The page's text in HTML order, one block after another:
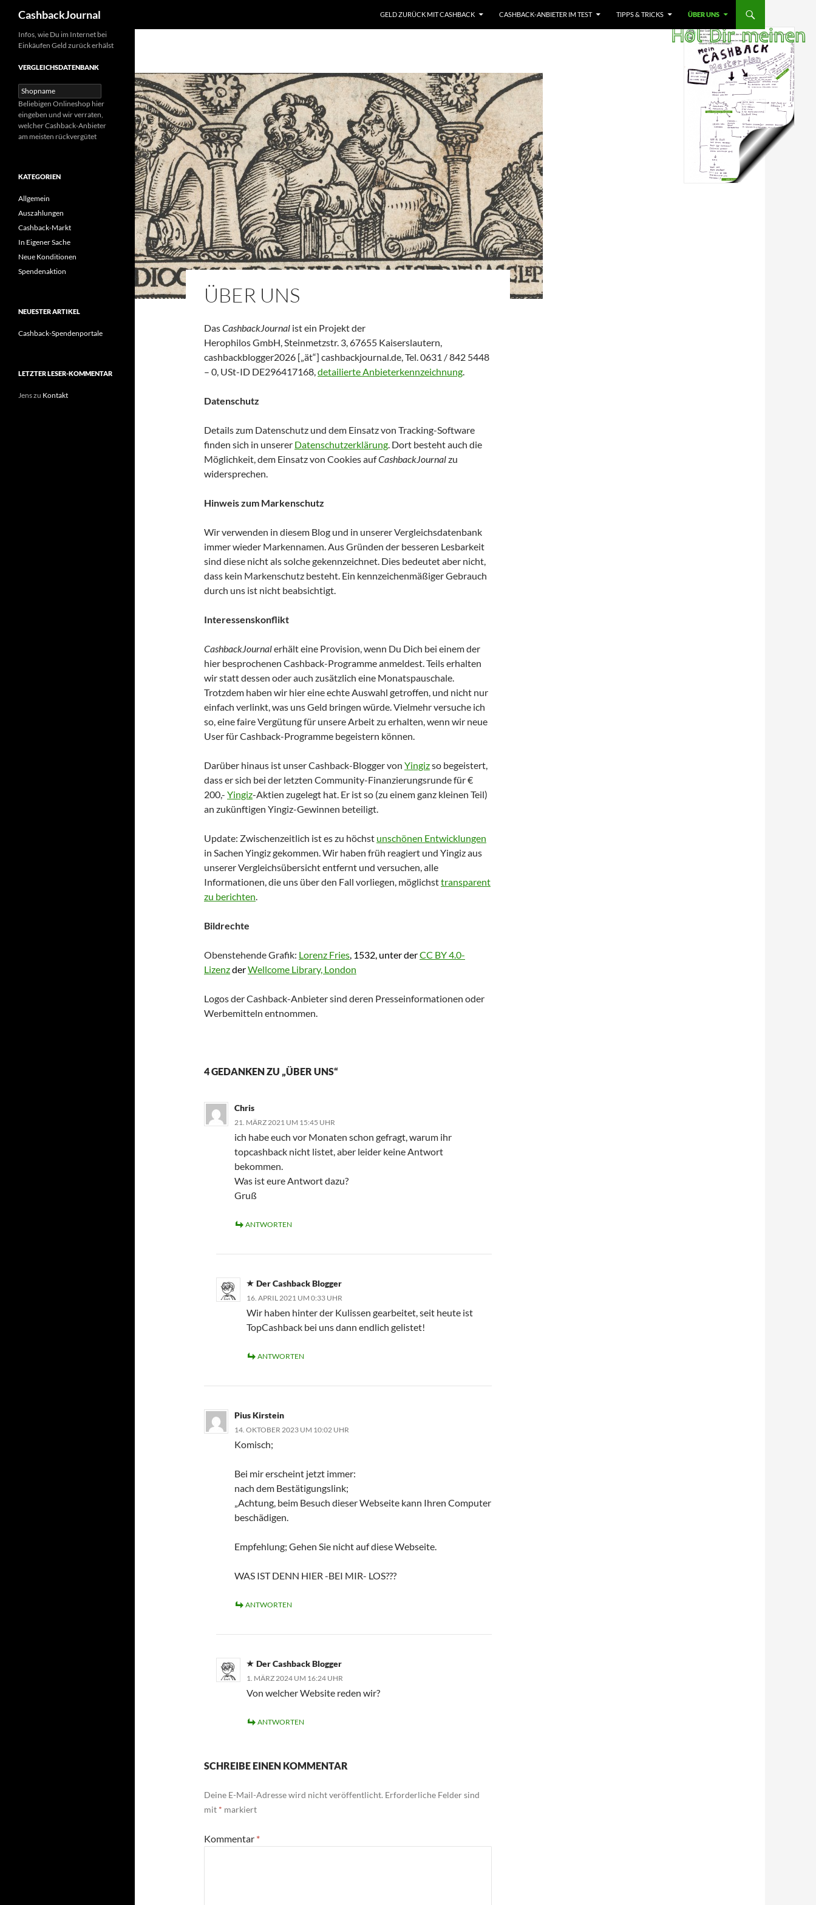
Inhalt
springen
CashbackJournal GELD ZURÜCK MIT CASHBACK CASHBACK-ANBIETER IM TEST TIPPS & TRICKS ÜBER UNS
ÜBER UNS
DasCashbackJournal ist ein Projekt der
Herophilos GmbH, Steinmetzstr. 3, 67655 Kaiserslautern,
cashbackblogger2026 [„ät“] cashbackjournal.de, Tel. 0631 / 842 5448
– 0, USt-ID DE296417168,detailierte Anbieterkennzeichnung.
Datenschutz
Details zum Datenschutz und dem Einsatz von Tracking-Software
finden sich in unserer Datenschutzerklärung. Dort besteht auch die
Möglichkeit, dem Einsatz von Cookies aufCashbackJournalzu
widersprechen.
Hinweis zum Markenschutz
Wir verwenden in diesem Blog und in unserer Vergleichsdatenbank
immer wieder Markennamen. Aus Gründen der besseren Lesbarkeit
sind diese nicht als solche gekennzeichnet. Dies bedeutet aber nicht,
dass kein Markenschutz besteht. Ein kennzeichenmäßiger Gebrauch
durch uns ist nicht beabsichtigt.
Interessenskonflikt
CashbackJournalerhält eine Provision, wenn Du Dich bei einem der
hier besprochenen Cashback-Programme anmeldest. Teils erhalten
wir statt dessen oder auch zusätzlich eine Monatspauschale.
Trotzdem haben wir hier eine echte Auswahl getroffen, und nicht nur
einfach verlinkt, was uns Geld bringen würde. Vielmehr versuche ich
so, eine faire Vergütung für unsere Arbeit zu erhalten, wenn wir neue
User für Cashback-Programme begeistern können.
Darüber hinaus ist unser Cashback-Blogger von Yingizso begeistert,
dass er sich bei der letzten Community-Finanzierungsrunde für €
200,- Yingiz-Aktien zugelegt hat. Er ist so (zu einem ganz kleinen Teil)
an zukünftigen Yingiz-Gewinnen beteiligt.
Update: Zwischenzeitlich ist es zu höchst unschönen Entwicklungen
in Sachen Yingiz gekommen. Wir haben früh reagiert und Yingiz aus
unserer Vergleichsübersicht entfernt und versuchen, alle
Informationen, die uns über den Fall vorliegen, möglichsttransparent
zu berichten.
Bildrechte
Obenstehende Grafik: Lorenz Fries, 1532, unter derCC BY 4.0-
LizenzderWellcome Library, London
Logos der Cashback-Anbieter sind deren Presseinformationen oder
Werbemitteln entnommen.
4 GEDANKEN ZU „ÜBER UNS“
Chris
21. MÄRZ 2021 UM 15:45 UHR
ich habe euch vor Monaten schon gefragt, warum ihr
topcashback nicht listet, aber leider keine Antwort
bekommen.
Was ist eure Antwort dazu?
Gruß
ANTWORTEN
Der Cashback Blogger
16. APRIL 2021 UM 0:33 UHR
Wir haben hinter der Kulissen gearbeitet, seit heute ist
TopCashback bei uns dann endlich gelistet!
ANTWORTEN
Pius Kirstein
14. OKTOBER 2023 UM 10:02 UHR
Komisch;
Bei mir erscheint jetzt immer:
nach dem Bestätigungslink;
„Achtung, beim Besuch dieser Webseite kann Ihren Computer
beschädigen.
Empfehlung; Gehen Sie nicht auf diese Webseite.
WAS IST DENN HIER -BEI MIR- LOS???
ANTWORTEN
Der Cashback Blogger
1. MÄRZ 2024 UM 16:24 UHR
Von welcher Website reden wir?
ANTWORTEN
SCHREIBE EINEN KOMMENTAR
Deine E-Mail-Adresse wird nicht veröffentlicht. Erforderliche Felder sind
mit * markiert
Kommentar *
Infos, wie Du im Internet bei
Einkäufen Geld zurück erhälst
VERGLEICHSDATENBANK
Beliebigen Onlineshop hier
eingeben und wir verraten,
welcher Cashback-Anbieter
am meisten rückvergütet
KATEGORIEN
Allgemein
Auszahlungen
Cashback-Markt
In Eigener Sache
Neue Konditionen
Spendenaktion
NEUESTER ARTIKEL
Cashback-Spendenportale
LETZTER LESER-KOMMENTAR
Jenszu Kontakt